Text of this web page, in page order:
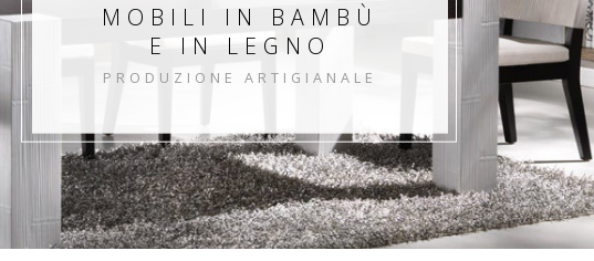
MOBILI IN BAMBÙ
E IN LEGNO
PRODUZIONE ARTIGIANALE